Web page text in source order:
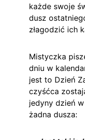
każde swoje
dusz
złagodzić ich
Mistyczka
dniu w
jest to Dzień
czyśćca
jedyny dzień
żadna dusza: